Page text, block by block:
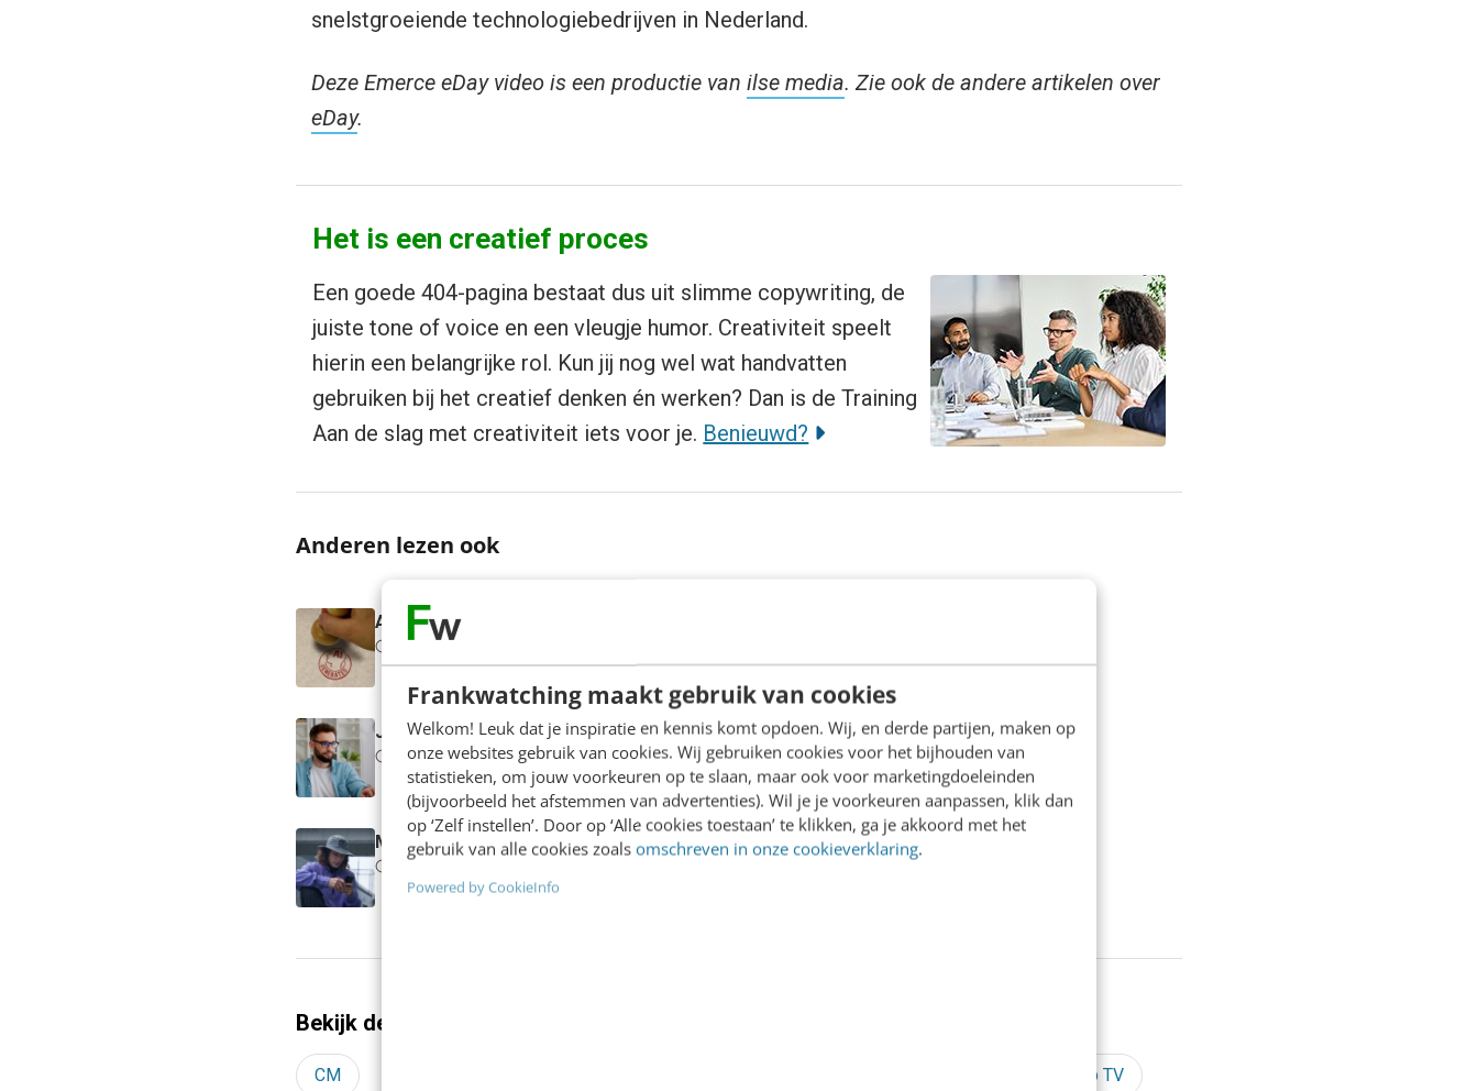
Frankwatching maakt gebruik van cookies
Welkom! Leuk dat je inspiratie en kennis komt opdoen. Wij, en derde partijen, maken op
onze websites gebruik van cookies. Wij gebruiken cookies voor het bijhouden van
statistieken, om jouw voorkeuren op te slaan, maar ook voor marketingdoeleinden
(bijvoorbeeld het afstemmen van advertenties). Wil je je voorkeuren aanpassen, klik dan
op ‘Zelf instellen’. Door op ‘Alle cookies toestaan’ te klikken, ga je akkoord met het
gebruik van alle cookies zoals omschreven in onze cookieverklaring.
Powered by CookieInfo
snelstgroeiende technologiebedrijven in Nederland.
Deze Emerce eDay video is een productie van ilse media. Zie ook de andere artikelen over
eDay.
Het is een creatief proces
Een goede 404-pagina bestaat dus uit slimme copywriting, de
juiste tone of voice en een vleugje humor. Creativiteit speelt
hierin een belangrijke rol. Kun jij nog wel wat handvatten
gebruiken bij het creatief denken én werken? Dan is de Training
Aan de slag met creativiteit iets voor je. Benieuwd?
Anderen lezen ook
AI-labels: wanneer zijn ze verplicht, verstandig of overbodig?
5 min
Dennis Figge
Je ‘sterke merk’ overleeft geen kwartier met een AI-agent
5 min·Edwin Vlems
Millennials aan je binden? Start met één eerlijke zin
3 min
Bekijk deze topics of volg ze via een NieuwsAlert
CM Web TV